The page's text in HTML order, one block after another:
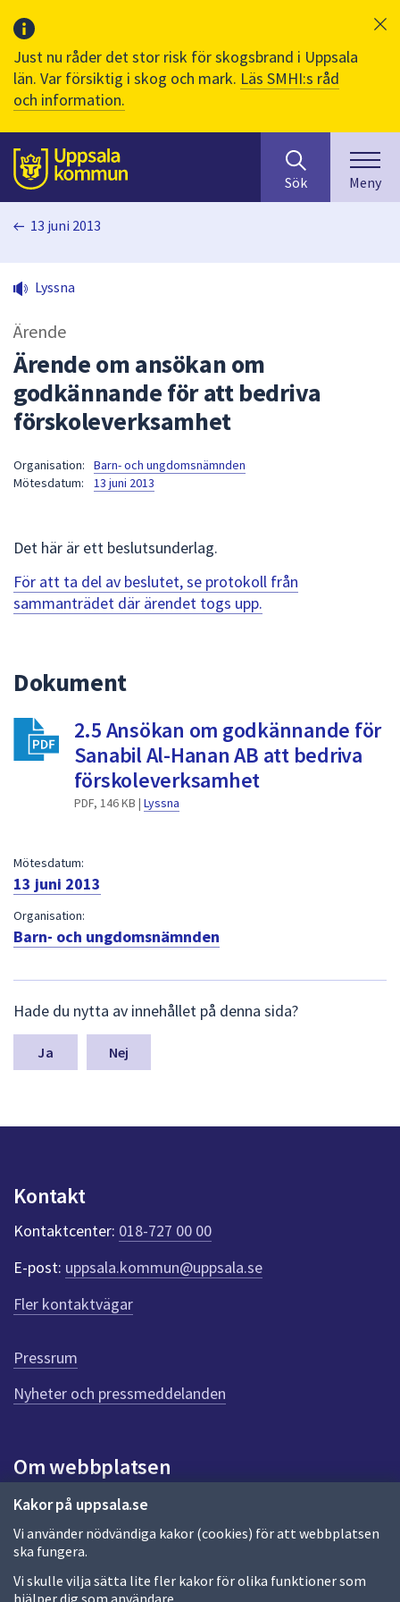
Just nu råder det stor risk för skogsbrand i Uppsala
län. Var försiktig i skog och mark. Läs SMHI:s råd
och information.
Till sidans
huvudinnehåll
efter
innehåll
på
sökfältet
kommer
sökförslag
att
navigera
mellan
att
välja
något
Sök Meny
Kakor på uppsala.se
Vi använder nödvändiga kakor (cookies) för att webbplatsen
ska fungera.
Vi skulle vilja sätta lite fler kakor för olika funktioner som
hjälper dig som användare.
13 juni 2013
Lyssna
Ärende
Ärende om ansökan om
godkännande för att bedriva
förskoleverksamhet
Organisation:
Barn- och ungdomsnämnden
Mötesdatum:
13 juni 2013
Det här är ett beslutsunderlag.
För att ta del av beslutet, se protokoll från
sammanträdet där ärendet togs upp.
Dokument
2.5 Ansökan om godkännande för
Sanabil Al-Hanan AB att bedriva
förskoleverksamhet
PDF, 146 KB | Lyssna
Mötesdatum:
13 juni 2013
Organisation:
Barn- och ungdomsnämnden
ä
m
a
n
k
t
e
r
f
ö
r
e
n
n
a
d
a
Hade du nytta av innehållet på denna sida?
Nej
Kontakt
Kontaktcenter: 018-727 00 00
E-post: uppsala.kommun@uppsala.se
Fler kontaktvägar
Pressrum
Nyheter och pressmeddelanden
Om webbplatsen
Om webbplatsen
Allmänna handlingar och diarium
Behandling av personuppgifter